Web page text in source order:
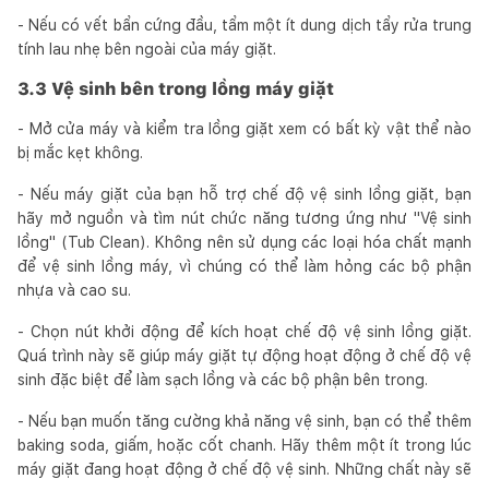
- Nếu có vết bẩn cứng đầu, tẩm một ít dung dịch tẩy rửa trung
tính lau nhẹ bên ngoài của máy giặt.
3.3 Vệ sinh bên trong lồng máy giặt
- Mở cửa máy và kiểm tra lồng giặt xem có bất kỳ vật thể nào
bị mắc kẹt không.
- Nếu máy giặt của bạn hỗ trợ chế độ vệ sinh lồng giặt, bạn
hãy mở nguồn và tìm nút chức năng tương ứng như "Vệ sinh
lồng" (Tub Clean). Không nên sử dụng các loại hóa chất mạnh
để vệ sinh lồng máy, vì chúng có thể làm hỏng các bộ phận
nhựa và cao su.
- Chọn nút khởi động để kích hoạt chế độ vệ sinh lồng giặt.
Quá trình này sẽ giúp máy giặt tự động hoạt động ở chế độ vệ
sinh đặc biệt để làm sạch lồng và các bộ phận bên trong.
- Nếu bạn muốn tăng cường khả năng vệ sinh, bạn có thể thêm
baking soda, giấm, hoặc cốt chanh. Hãy thêm một ít trong lúc
máy giặt đang hoạt động ở chế độ vệ sinh. Những chất này sẽ